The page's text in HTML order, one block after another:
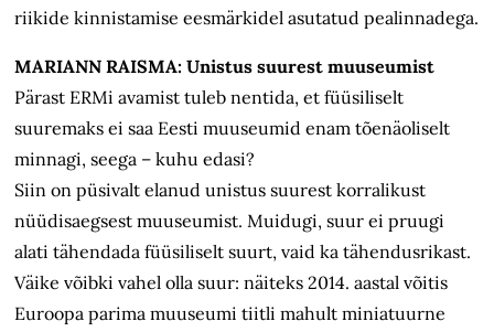
riikide kinnistamise eesmärkidel asutatud pealinnadega.
MARIANN RAISMA: Unistus suurest muuseumist
Pärast ERMi avamist tuleb nentida, et füüsiliselt
suuremaks ei saa Eesti muuseumid enam tõenäoliselt
minnagi, seega – kuhu edasi?
Siin on püsivalt elanud unistus suurest korralikust
nüüdisaegsest muuseumist. Muidugi, suur ei pruugi
alati tähendada füüsiliselt suurt, vaid ka tähendusrikast.
Väike võibki vahel olla suur: näiteks 2014. aastal võitis
Euroopa parima muuseumi tiitli mahult miniatuurne